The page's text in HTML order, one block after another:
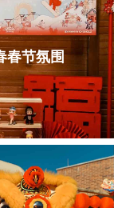
春节氛围